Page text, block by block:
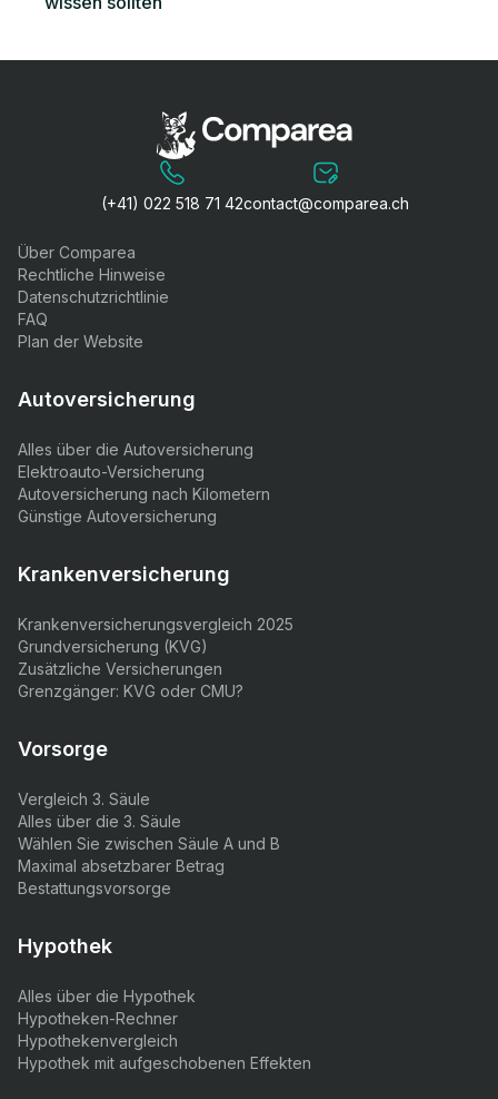
(+41) 022 518 71 42contact@comparea.ch
Über Comparea
Rechtliche Hinweise
Datenschutzrichtlinie
FAQ
Plan der Website
Autoversicherung
Alles über die Autoversicherung
Elektroauto-Versicherung
Autoversicherung nach Kilometern
Günstige Autoversicherung
Krankenversicherung
Krankenversicherungsvergleich 2025
Grundversicherung (KVG)
Zusätzliche Versicherungen
Grenzgänger: KVG oder CMU?
Vorsorge
Vergleich 3. Säule
Alles über die 3. Säule
Wählen Sie zwischen Säule A und B
Maximal absetzbarer Betrag
Bestattungsvorsorge
Hypothek
Alles über die Hypothek
Hypotheken-Rechner
Hypothekenvergleich
Hypothek mit aufgeschobenen Effekten